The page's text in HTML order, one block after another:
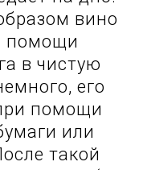
вино
помощи
в чистую
его
помощи
или
такой